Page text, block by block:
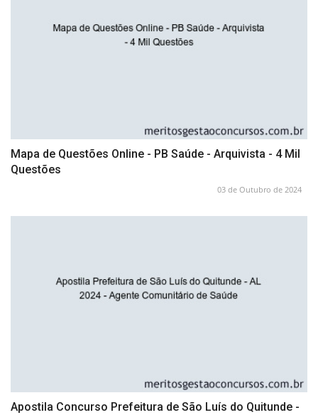
Mapa de Questões Online - PB Saúde - Arquivista - 4 Mil
Questões
03 de Outubro de 2024
Apostila Concurso Prefeitura de São Luís do Quitunde -